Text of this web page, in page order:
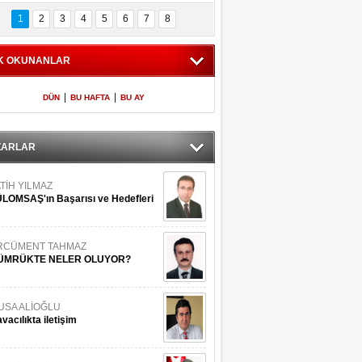
İstanbul
Adaları
600 milletvekilinin
listesi
1 2 3 4 5 6 7 8
OKUNANLAR
DÜN BU HAFTA BU AY
YILMAZ
Başarısı ve Hedefleri
TAHMAZ
NELER OLUYOR?
ALİOĞLU
iletişim